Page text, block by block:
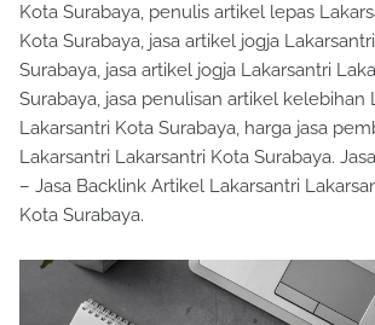
Kota Surabaya, penulis artikel lepas
Kota Surabaya, jasa artikel jogja
Surabaya, jasa artikel jogja Lakarsantri
Surabaya, jasa penulisan artikel kelebihan
Lakarsantri Kota Surabaya, harga jasa
Lakarsantri Lakarsantri Kota Surabaya.
– Jasa Backlink Artikel Lakarsantri
Kota Surabaya.